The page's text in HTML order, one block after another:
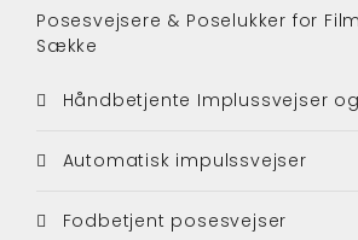
Posesvejsere & Poselukker for
Sække
Håndbetjente Implussvejser
Automatisk impulssvejser
Fodbetjent posesvejser